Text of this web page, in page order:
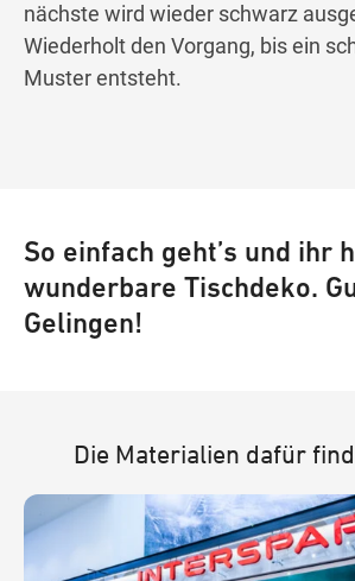
nächste wird wieder schwarz
Wiederholt den Vorgang, bis ein
Muster entsteht.
So einfach geht’s und ihr
wunderbare Tischdeko.
Gelingen!
Die Materialien dafür